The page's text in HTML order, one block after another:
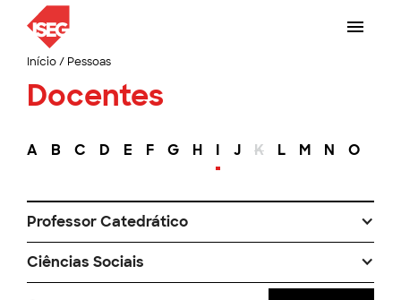
Início/ Pessoas
Docentes
A B C D E F G H I J K L M N O
Professor Catedrático
Ciências Sociais